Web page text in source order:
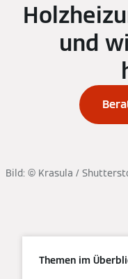
und
Bild: © Krasula /
Themen im